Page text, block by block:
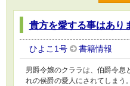
貴方を愛する事はあり
ひよこ1号 書籍情報
男爵令嬢のクララは、伯爵令息
れの侯爵の愛人にされてしまう